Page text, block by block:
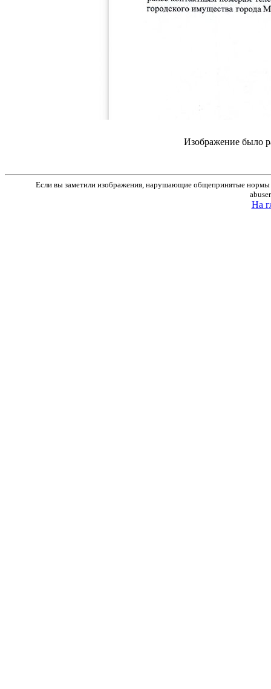
Изображение было
Если вы заметили изображения, нарушающие общепринятые нормы
На